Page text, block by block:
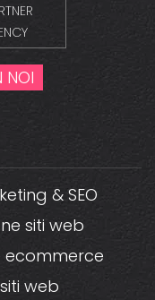
& SEO
siti web
ecommerce
web
NOI